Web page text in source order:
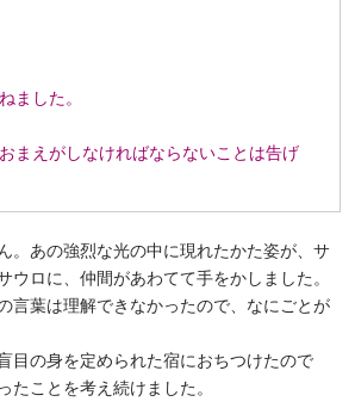
ました。
まえがしなければならないことは告げ
。あの強烈な光の中に現れたかた姿が、サ
ロに、仲間があわてて手をかしました。
言葉は理解できなかったので、なにごとが
目の身を定められた宿におちつけたので
ことを考え続けました。